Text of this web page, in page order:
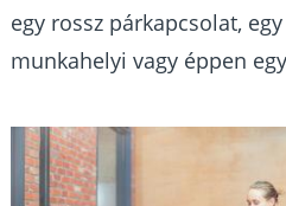
egy rossz párkapcsolat,
munkahelyi vagy éppen